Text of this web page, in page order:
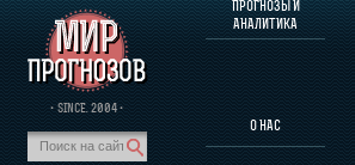
· SINCE. 2004 ·
ПРОГНОЗЫ И
АНАЛИТИКА
О НАС
О ПРОГРАММЕ
ХАРАКТЕРA ЧЕЛОВЕКА
ВЫДАЮЩИХСЯ ЛИЧНОСТЕЙ
О ПРОГРАММЕ
ПРОГНОЗЫ И АНАЛИТИКА